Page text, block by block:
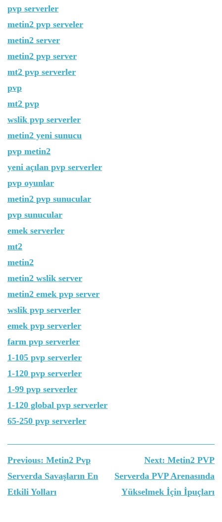
pvp serverler
metin2 pvp serveler
metin2 server
metin2 pvp server
mt2 pvp serverler
pvp
mt2 pvp
wslik pvp serverler
metin2 yeni sunucu
pvp metin2
yeni açılan pvp serverler
pvp oyunlar
metin2 pvp sunucular
pvp sunucular
emek serverler
mt2
metin2
metin2 wslik server
metin2 emek pvp server
wslik pvp serverler
emek pvp serverler
farm pvp serverler
1-105 pvp serverler
1-120 pvp serverler
1-99 pvp serverler
1-120 global pvp serverler
65-250 pvp serverler
Yazı
gezinmesi
Previous: Metin2 Pvp
Serverda Savaşların En
Etkili Yolları
Next: Metin2 PVP
Serverda PVP Arenasında
Yükselmek İçin İpuçları